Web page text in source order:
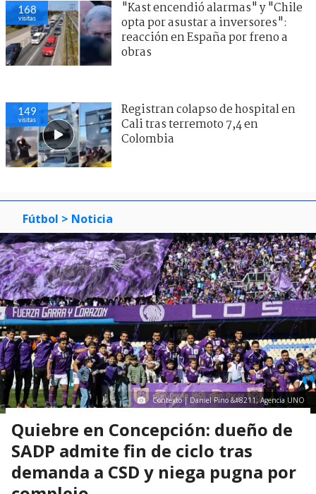
168
visitas
"Kast encendió alarmas" y "Chile
opta por asustar a inversores":
reacción en España por freno a
obras
149
visitas
Registran colapso de hospital en
Cali tras terremoto 7,4 en
Colombia
Fútbol > Noticia
Contexto | Daniel Pino &#8211; Agencia UNO
Quiebre en Concepción: dueño de
SADP admite fin de ciclo tras
demanda a CSD y niega pugna por